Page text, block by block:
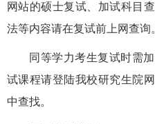
网站的硕士复试、加试科目
法等内容请在复试前上网查询
同等学力考生复试时需
试课程请登陆我校研究生院
中查找。